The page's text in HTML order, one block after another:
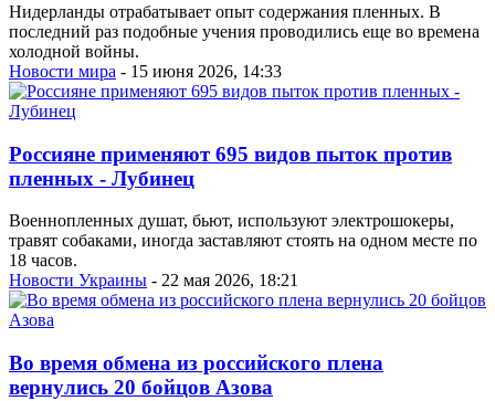
Нидерланды отрабатывает опыт содержания пленных. В
последний раз подобные учения проводились еще во времена
холодной войны.
Новости мира - 15 июня 2026, 14:33
Россияне применяют 695 видов пыток против
пленных - Лубинец
Военнопленных душат, бьют, используют электрошокеры,
травят собаками, иногда заставляют стоять на одном месте по
18 часов.
Новости Украины - 22 мая 2026, 18:21
Во время обмена из российского плена
вернулись 20 бойцов Азова